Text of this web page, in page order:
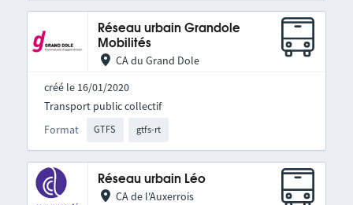
Réseau urbain Grandole
Mobilités
CA du Grand Dole
créé le 16/01/2020
Format GTFS gtfs-rt
Transport public collectif
Réseau urbain Léo
CA de l'Auxerrois